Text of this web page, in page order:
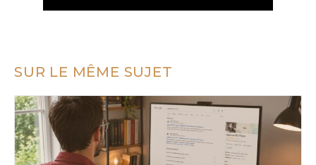
SUR LE MÊME SUJET